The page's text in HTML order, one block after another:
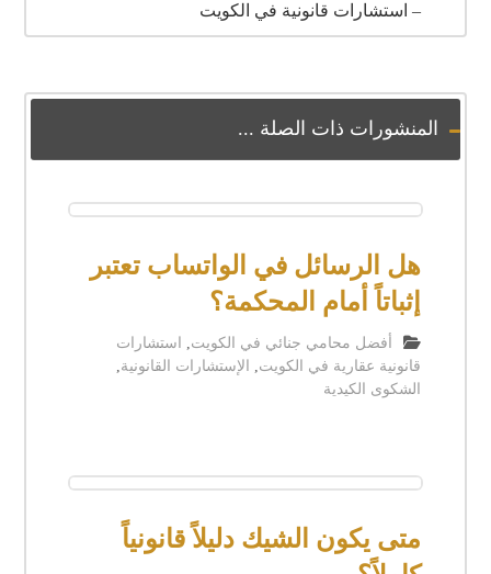
– استشارات قانونية في الكويت
المنشورات ذات الصلة ...
هل الرسائل في الواتساب تعتبر
إثباتاً أمام المحكمة؟
أفضل محامي جنائي في الكويت,
استشارات
قانونية عقارية في الكويت, الإستشارات القانونية,
الشكوى الكيدية
متى يكون الشيك دليلاً قانونياً